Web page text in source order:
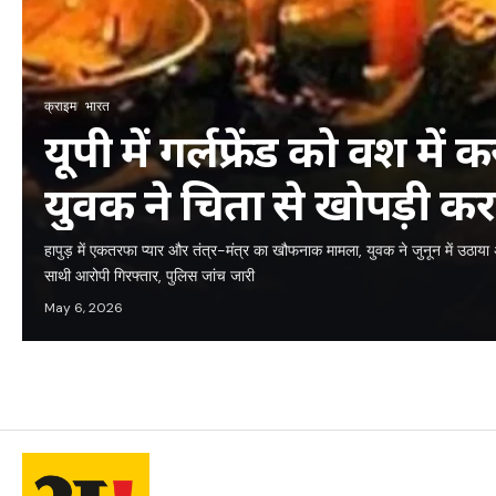
क्राइम भारत
यूपी में गर्लफ्रेंड को वश में
युवक ने चिता से खोपड़ी
हापुड़ की ‘तंत्र मिस्ट्री’
हापुड़ में एकतरफा प्यार और तंत्र-मंत्र का खौफनाक मामला, युवक ने जुनून में
साथी आरोपी गिरफ्तार, पुलिस जांच जारी
May 6, 2026